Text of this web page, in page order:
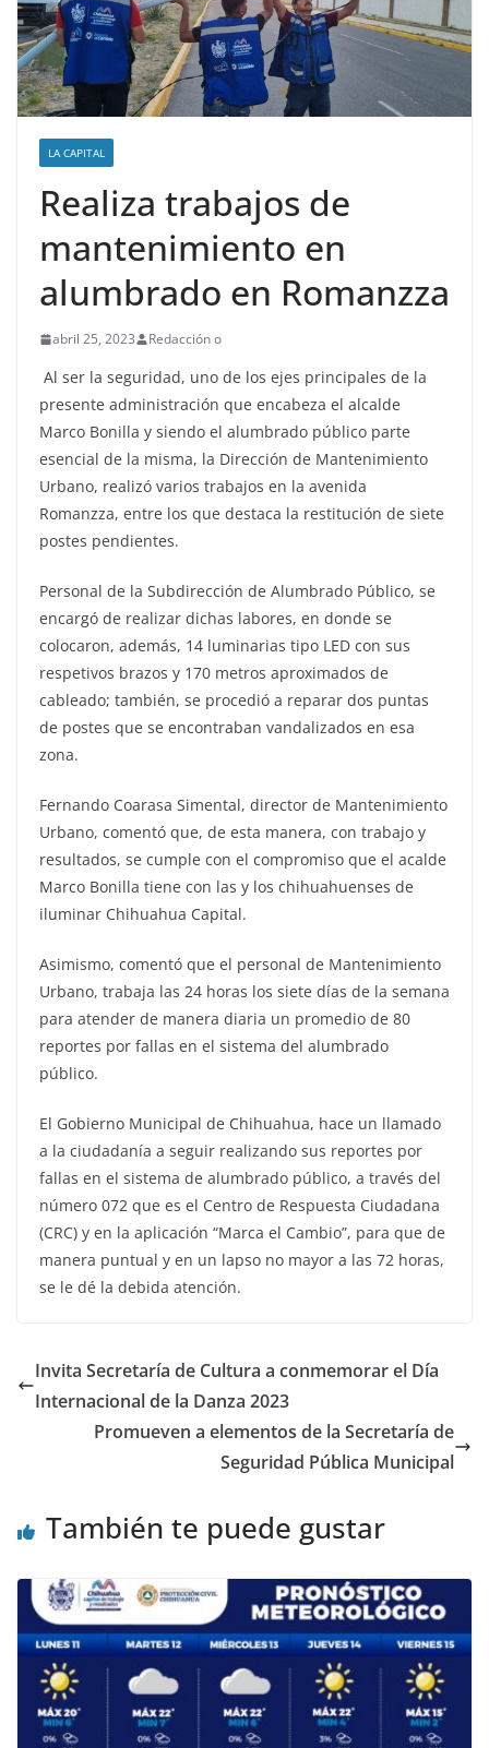
LA CAPITAL
Realiza trabajos de
mantenimiento en
alumbrado en Romanzza
abril 25, 2023 Redacción o
Al ser la seguridad, uno de los ejes principales de la
presente administración que encabeza el alcalde
Marco Bonilla y siendo el alumbrado público parte
esencial de la misma, la Dirección de Mantenimiento
Urbano, realizó varios trabajos en la avenida
Romanzza, entre los que destaca la restitución de siete
postes pendientes.
Personal de la Subdirección de Alumbrado Público, se
encargó de realizar dichas labores, en donde se
colocaron, además, 14 luminarias tipo LED con sus
respetivos brazos y 170 metros aproximados de
cableado; también, se procedió a reparar dos puntas
de postes que se encontraban vandalizados en esa
zona.
Fernando Coarasa Simental, director de Mantenimiento
Urbano, comentó que, de esta manera, con trabajo y
resultados, se cumple con el compromiso que el acalde
Marco Bonilla tiene con las y los chihuahuenses de
iluminar Chihuahua Capital.
Asimismo, comentó que el personal de Mantenimiento
Urbano, trabaja las 24 horas los siete días de la semana
para atender de manera diaria un promedio de 80
reportes por fallas en el sistema del alumbrado
público.
El Gobierno Municipal de Chihuahua, hace un llamado
a la ciudadanía a seguir realizando sus reportes por
fallas en el sistema de alumbrado público, a través del
número 072 que es el Centro de Respuesta Ciudadana
(CRC) y en la aplicación “Marca el Cambio”, para que de
manera puntual y en un lapso no mayor a las 72 horas,
se le dé la debida atención.
Invita Secretaría de Cultura a conmemorar el Día
Internacional de la Danza 2023
Promueven a elementos de la Secretaría de
Seguridad Pública Municipal
También te puede gustar